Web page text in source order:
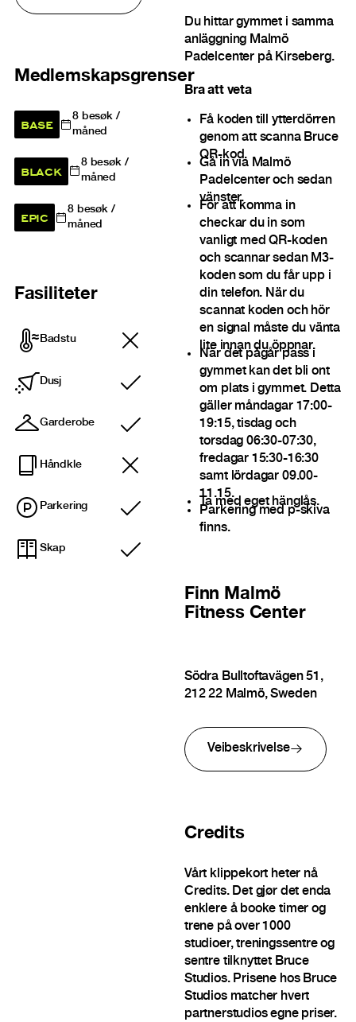
Medlemskapsgrenser
BASE 8besøk /
måned
BLACK 8besøk /
måned
EPIC 8besøk /
måned
Fasiliteter
Badstu
Dusj
Inkludert
Garderobe
Inkludert
Håndkle
Parkering
Inkludert
Skap
Inkludert
Du hittar gymmet i samma
anläggning Malmö
Padelcenter på Kirseberg.
Bra att veta
Få koden till ytterdörren
genom att scanna Bruce
QR-kod.
Gå in via Malmö
Padelcenter och sedan
vänster.
För att komma in
checkar du in som
vanligt med QR-koden
och scannar sedan M3-
koden som du får upp i
din telefon. När du
scannat koden och hör
en signal måste du vänta
lite innan du öppnar.
När det pågår pass i
gymmet kan det bli ont
om plats i gymmet. Detta
gäller måndagar 17:00-
19:15, tisdag och
torsdag 06:30-07:30,
fredagar 15:30-16:30
samt lördagar 09.00-
11.15.
Ta med eget hänglås.
Parkering med p-skiva
finns.
Finn Malmö
Fitness Center
Södra Bulltoftavägen 51,
212 22 Malmö, Sweden
Veibeskrivelse
Credits
Vårt klippekort heter nå
Credits. Det gjør det enda
enklere å booke timer og
trene på over 1000
studioer, treningssentre og
sentre tilknyttet Bruce
Studios. Prisene hos Bruce
Studios matcher hvert
partnerstudios egne priser.